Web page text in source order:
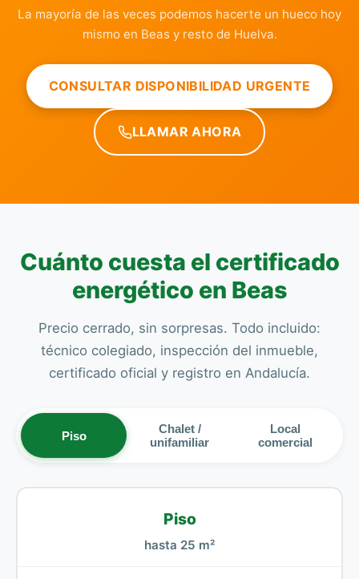
La mayoría de las veces podemos hacerte un hueco hoy
mismo en Beas y resto de Huelva.
CONSULTAR DISPONIBILIDAD URGENTE
LLAMAR AHORA
Cuánto cuesta el certificado
energético en Beas
Precio cerrado, sin sorpresas. Todo incluido:
técnico colegiado, inspección del inmueble,
certificado oficial y registro en Andalucía.
Piso
Chalet /
unifamiliar
Local
comercial
Piso
hasta 25 m²